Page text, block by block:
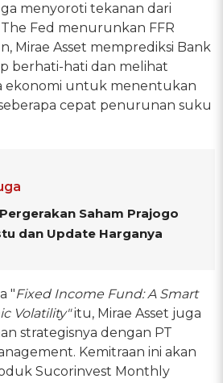
menyoroti tekanan dari
Fed menurunkan FFR
Mirae Asset memprediksi Bank
berhati-hati dan melihat
ekonomi untuk menentukan
cepat penurunan suku
Saham Prajogo
dan Update Harganya
"Fixed Income Fund: A Smart
Volatility"itu, Mirae Asset juga
strategisnya dengan PT
Kemitraan ini akan
Sucorinvest Monthly